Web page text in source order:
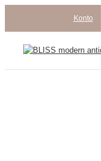
springen
Konto